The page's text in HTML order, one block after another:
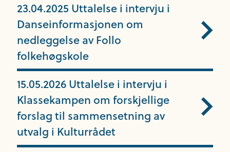
23.04.2025 Uttalelse i intervju i
Danseinformasjonen om
nedleggelse av Follo
folkehøgskole
15.05.2026 Uttalelse i intervju i
Klassekampen om forskjellige
forslag til sammensetning av
utvalg i Kulturrådet